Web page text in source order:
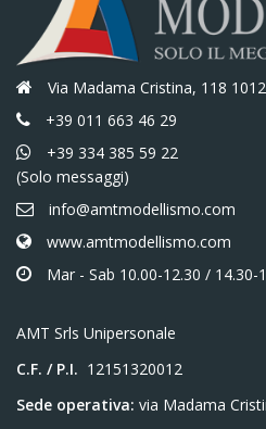
Via Madama Cristina, 118
+39 011 663 46 29
+39 334 385 59 22
(Solo messaggi)
info@amtmodellismo.com
www.amtmodellismo.com
Mar - Sab 10.00-12.30 / 14.30-
AMT Srls Unipersonale
C.F. / P.I. 12151320012
Sede operativa: via Madama